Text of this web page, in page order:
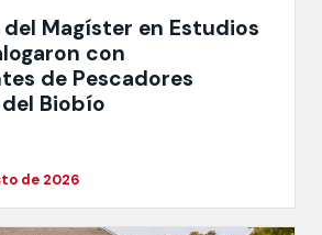
Magíster en Estudios
con
de Pescadores
Biobío
de 2026